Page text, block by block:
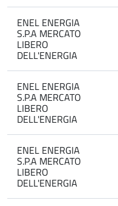
ENEL ENERGIA
S.P.A MERCATO
LIBERO
DELL'ENERGIA
ENEL ENERGIA
S.P.A MERCATO
LIBERO
DELL'ENERGIA
ENEL ENERGIA
S.P.A MERCATO
LIBERO
DELL'ENERGIA